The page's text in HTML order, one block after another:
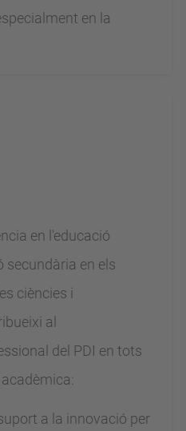
en la
en l'educació
secundària en els
ciències i
al
del PDI en tots
a la innovació per